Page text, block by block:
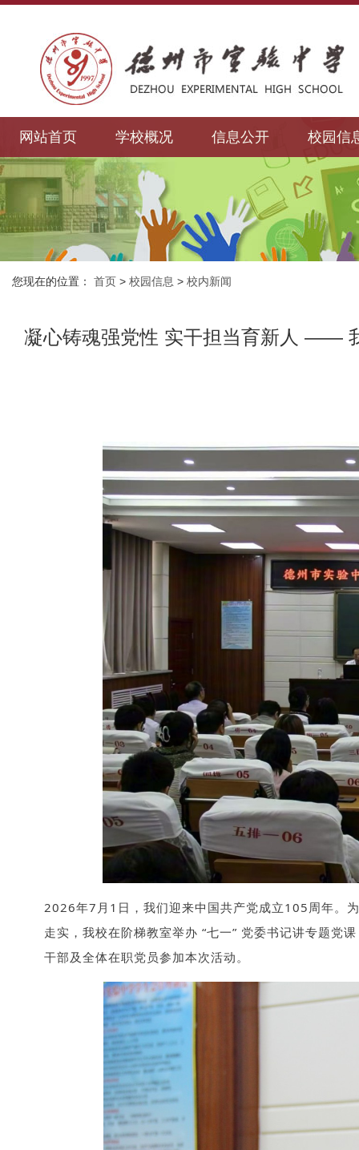
网站首页 学校概况 信息公开 校园信
您现在的位置： 首页 > 校园信息 > 校内新闻
凝心铸魂强党性 实干担当育新人 ——
2026年7月1日，我们迎来中国共产党成立105周年。
走实，我校在阶梯教室举办 “七一” 党委书记讲专题党
干部及全体在职党员参加本次活动。